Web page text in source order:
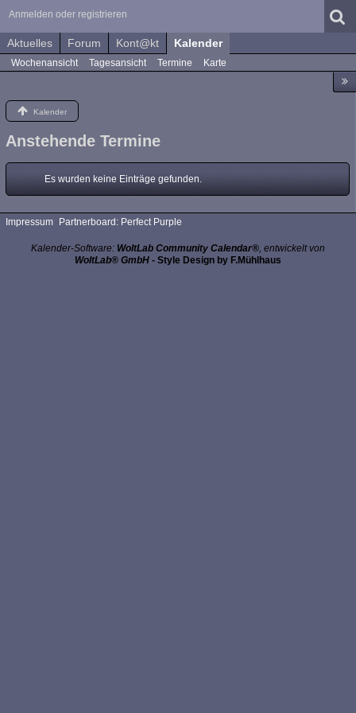
Anmelden oder registrieren
Aktuelles Forum Kont@kt Kalender
Wochenansicht Tagesansicht Termine Karte
Kalender
Anstehende Termine
Es wurden keine Einträge gefunden.
Impressum Partnerboard: Perfect Purple
Kalender-Software: WoltLab Community Calendar®, entwickelt von
WoltLab® GmbH